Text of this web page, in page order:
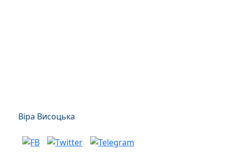
Віра Висоцька